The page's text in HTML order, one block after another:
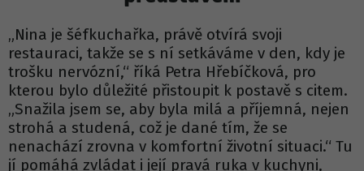
„Nina je šéfkuchařka, právě otvírá svoji
restauraci, takže se s ní setkáváme v den, kdy je
trošku nervózní,“ říká Petra Hřebíčková, pro
kterou bylo důležité přistoupit k postavě s citem.
„Snažila jsem se, aby byla milá a příjemná, nejen
strohá a studená, což je dané tím, že se
nenachází zrovna v komfortní životní situaci.“ Tu
jí pomáhá zvládat i její pravá ruka v kuchyni,